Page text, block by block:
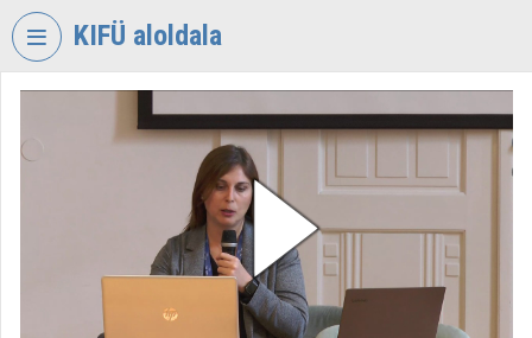
Fejléc kihagyása
KIFÜ aloldala
Intézményi kezdőlap